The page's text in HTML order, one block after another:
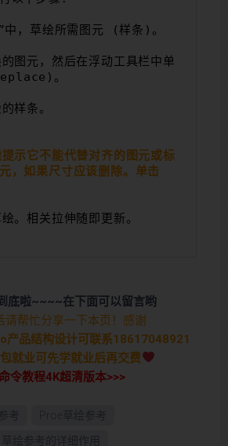
，草绘所需图元 (样条)。
图元，然后在浮动工具栏中单
。
样条。
示它不能代替对齐的图元或标
，如果尺寸应该删除。单击
。相关拉伸随即更新。
底啦~~~~在下面可以留言哟
请帮忙分享一下本页！感谢
产品结构设计可联系18617048921
就业可先学就业后再交费
令教程4K超清版本>>>